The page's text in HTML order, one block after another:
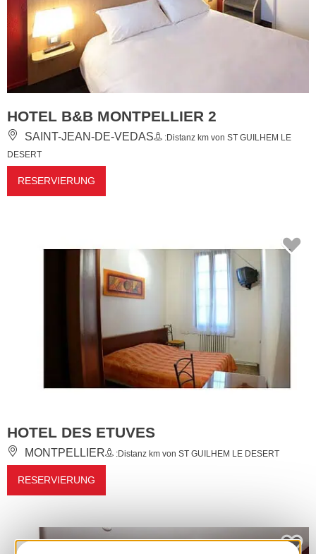
HOTEL B&B MONTPELLIER 2
SAINT-JEAN-DE-VEDAS
:Distanz km von ST GUILHEM LE
DESERT
RESERVIERUNG
HOTEL DES ETUVES
MONTPELLIER :Distanz km von ST GUILHEM LE DESERT
RESERVIERUNG